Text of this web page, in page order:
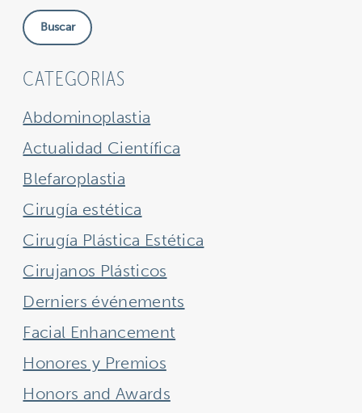
nuestra
sitioBuscar
CATEGORIAS
Abdominoplastia
Actualidad Científica
Blefaroplastia
Cirugía estética
Cirugía Plástica Estética
Cirujanos Plásticos
Derniers événements
Facial Enhancement
Honores y Premios
Honors and Awards